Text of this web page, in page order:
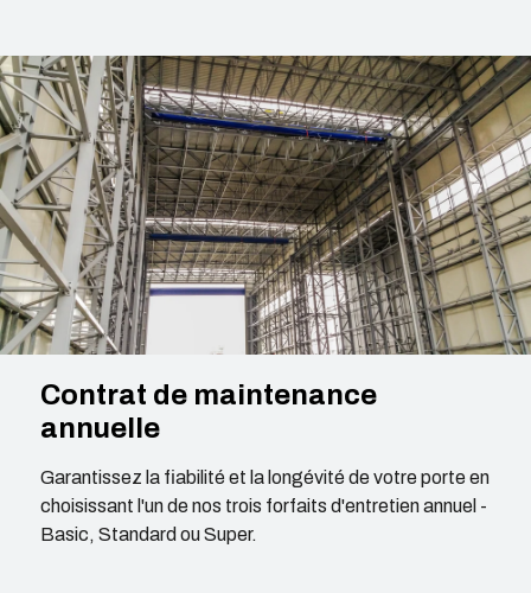
Contrat de maintenance
annuelle
Garantissez la fiabilité et la longévité de votre porte en
choisissant l'un de nos trois forfaits d'entretien annuel -
Basic, Standard ou Super.